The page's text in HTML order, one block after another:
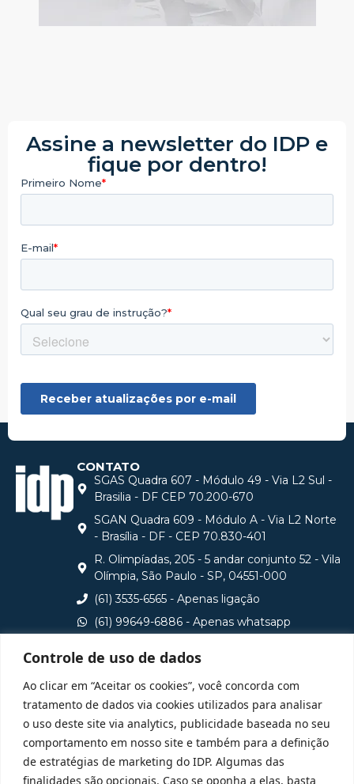
Controle de uso de dados
Ao clicar em “Aceitar os cookies”, você concorda com
tratamento de dados via cookies utilizados para analisar
o uso deste site via analytics, publicidade baseada no seu
comportamento em nosso site e também para a definição
de estratégias de marketing do IDP. Algumas das
finalidades são opcionais. Caso se oponha a elas, basta
Assine a newsletter do IDP e
fique por dentro!
CONTATO
SGAS Quadra 607 - Módulo 49 - Via L2 Sul -
Brasilia - DF CEP 70.200-670
SGAN Quadra 609 - Módulo A - Via L2 Norte
- Brasília - DF - CEP 70.830-401
R. Olimpíadas, 205 - 5 andar conjunto 52 - Vila
Olímpia, São Paulo - SP, 04551-000
(61) 3535-6565 - Apenas ligação
(61) 99649-6886 - Apenas whatsapp
Consulte aqui o cadastro da Instituição no Sistema e-
MEC